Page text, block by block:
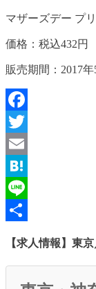
マザーズデー プ
価格：税込432円
販売期間：2017
Facebook
Twitter
Email
Hatena
Line
【求人情報】東